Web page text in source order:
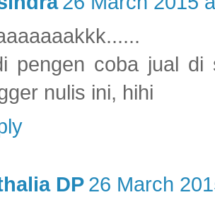
pengen coba jual di
nulis ini, hihi
DP 26 March